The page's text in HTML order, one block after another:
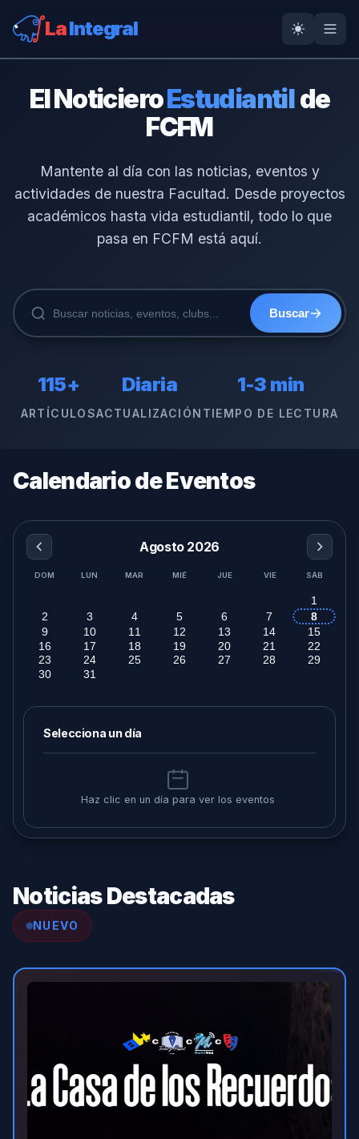
LaIntegral
El NoticieroEstudiantilde
FCFM
Mantente al día con las noticias, eventos y
actividades de nuestra Facultad. Desde proyectos
académicos hasta vida estudiantil, todo lo que
pasa en FCFM está aquí.
Buscar
115+
ARTÍCULOS
Diaria
ACTUALIZACIÓN
1-3 min
TIEMPO DE LECTURA
Calendario de Eventos
Agosto 2026
DOM LUN MAR MIÉ JUE VIE SÁB
1
2
3 4 5 6 7
8
9
10 11 12 13 14
15
16
17 18 19 20 21
22
23
24 25 26 27 28
29
30
31
Selecciona un día
Haz clic en un día para ver los eventos
Noticias Destacadas
NUEVO